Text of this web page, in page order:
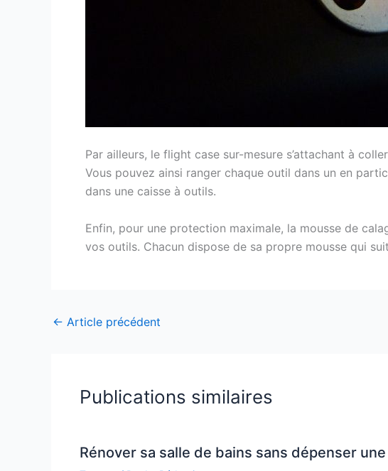
Par ailleurs, le flight case sur-mesure s’attachant à
Vous pouvez ainsi ranger chaque outil dans un en
dans une caisse à outils.
Enfin, pour une protection maximale, la mousse de
vos outils. Chacun dispose de sa propre mousse qui
← Article précédent
Publications similaires
Rénover sa salle de bains sans dépenser